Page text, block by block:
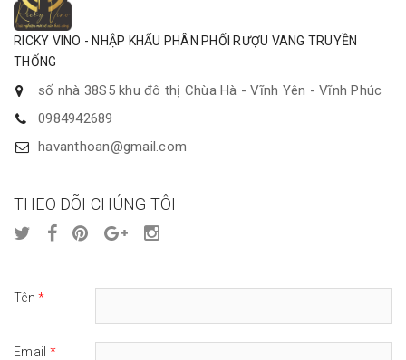
RICKY VINO - NHẬP KHẨU PHÂN PHỐI RƯỢU VANG TRUYỀN
THỐNG
số nhà 38S5 khu đô thị Chùa Hà - Vĩnh Yên - Vĩnh Phúc
0984942689
havanthoan@gmail.com
THEO DÕI CHÚNG TÔI
Tên *
Email *